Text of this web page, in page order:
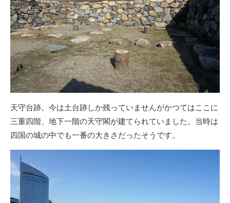
天守台跡。今は土台跡しか残っていませんがかつてはここに
三重四階、地下一階の天守閣が建てられていました。当時は
四国の城の中でも一番の大きさだったそうです。